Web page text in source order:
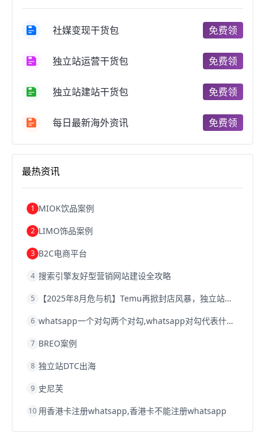
跨境电商商品个人跨境电商跨境电商案例
郑州跨境电商跨境电商趋势
跨境电商费用美国跨境电商
天津跨境电商东南亚跨境电商
跨境电商b2b阿里巴巴跨境电商
跨境电商关税
跨境电商建站
浙江跨境电商宁波跨境电商跨境电商的模式
跨境电商优势跨境电商的优势
社媒变现干货包 免费领
独立站运营干货包 免费领
独立站建站干货包 免费领
每日最新海外资讯 免费领
最热资讯
1 MIOK饮品案例
2 LIMO饰品案例
3 B2C电商平台
4 搜索引擎友好型营销网站建设全攻略
5 【2025年8月危与机】Temu再掀封店风暴，独立站才是跨境卖家的避险通道
6 whatsapp一个对勾两个对勾,whatsapp对勾代表什么意思
7 BREO案例
8 独立站DTC出海
9 史尼芙
10 用香港卡注册whatsapp,香港卡不能注册whatsapp